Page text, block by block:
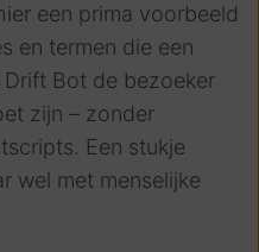
een prima voorbeeld
en termen die een
Bot de bezoeker
zijn – zonder
Een stukje
wel met menselijke